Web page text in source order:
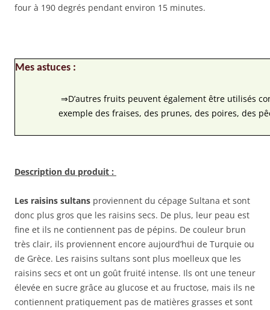
four à 190 degrés pendant environ 15 minutes.
Mes astuces :
 ⇒D’autres fruits peuvent également être utilisés
exemple des fraises, des prunes, des poires, des
Description du produit :
Les raisins sultans proviennent du cépage Sultana et sont
donc plus gros que les raisins secs. De plus, leur peau est
fine et ils ne contiennent pas de pépins. De couleur brun
très clair, ils proviennent encore aujourd’hui de Turquie ou
de Grèce. Les raisins sultans sont plus moelleux que les
raisins secs et ont un goût fruité intense. Ils ont une teneur
élevée en sucre grâce au glucose et au fructose, mais ils ne
contiennent pratiquement pas de matières grasses et sont